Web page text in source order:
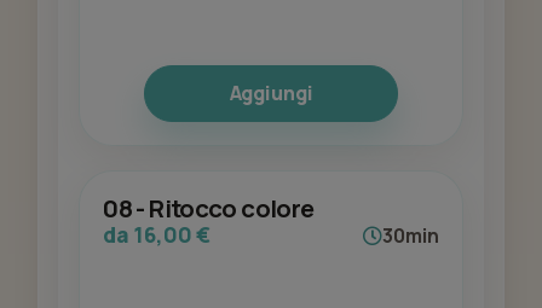
Aggiungi
08 - Ritocco colore
da 16,00 € 30min